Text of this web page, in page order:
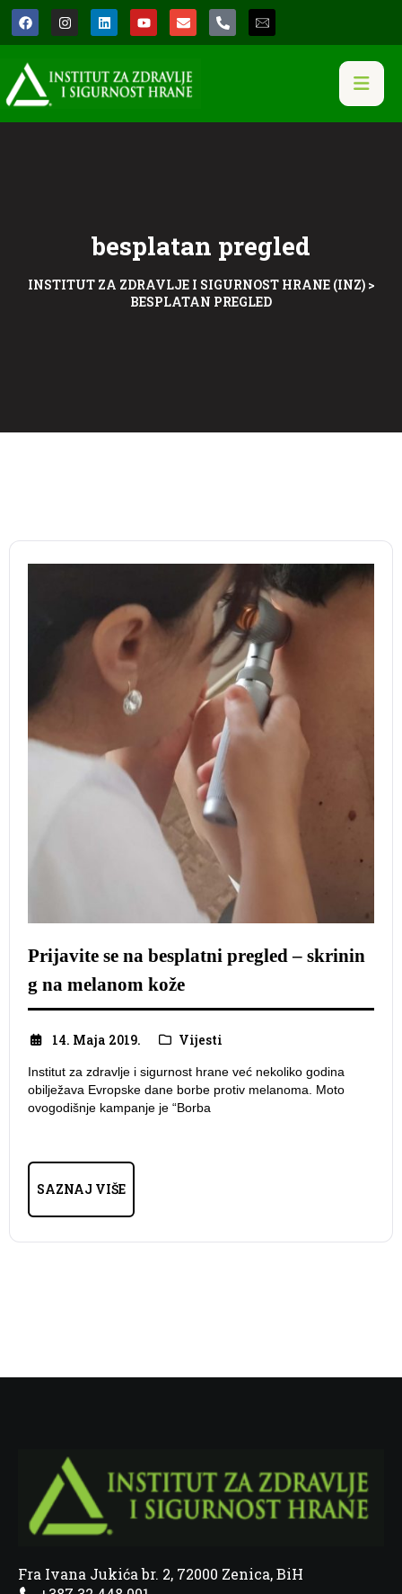
besplatan pregled
INSTITUT ZA ZDRAVLJE I SIGURNOST HRANE (INZ)>
BESPLATAN PREGLED
Prijavite se na besplatni pregled – skrinin
g na melanom kože
14. Maja 2019. Vijesti
Institut za zdravlje i sigurnost hrane već nekoliko godina
obilježava Evropske dane borbe protiv melanoma. Moto
ovogodišnje kampanje je “Borba
SAZNAJ VIŠE
Fra Ivana Jukića br. 2, 72000 Zenica, BiH